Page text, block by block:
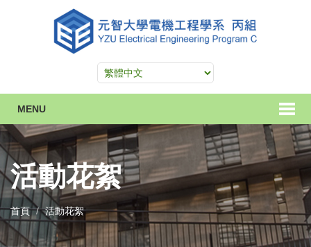
MENU
活動花絮
首頁 活動花絮